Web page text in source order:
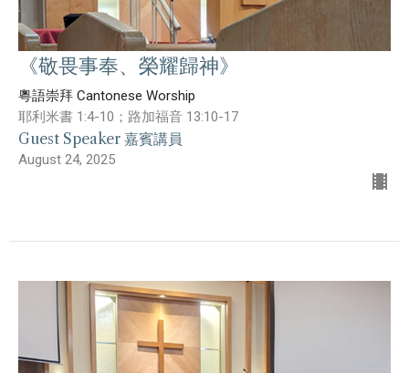
《敬畏事奉、榮耀歸神》
粵語崇拜 Cantonese Worship
耶利米書 1:4-10；路加福音 13:10-17
Guest Speaker 嘉賓講員
August 24, 2025